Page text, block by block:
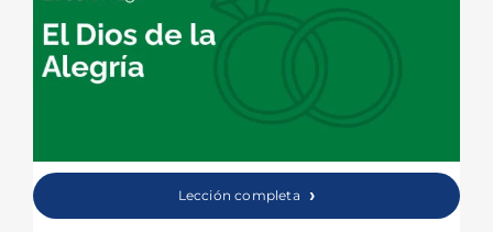
Lección completa